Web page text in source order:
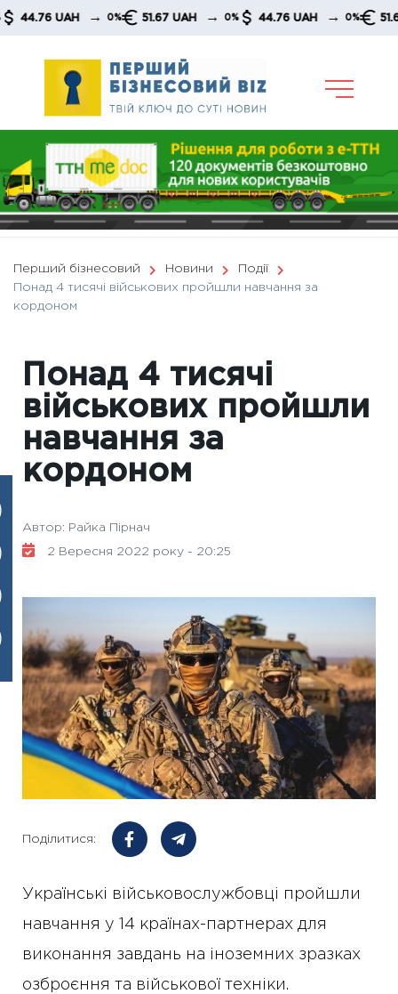
Skip
UAH → 0% 51.67 UAH → 0% 44.76 UAH → 0% 51.67
Перший бізнесовий Новини
Події
Понад 4 тисячі військових пройшли навчання за
кордоном
Понад 4 тисячі
військових пройшли
навчання за
кордоном
Автор: Райка Пірнач
2 Вересня 2022 року - 20:25
Поділитися:
Українські військовослужбовці пройшли
навчання у 14 країнах-партнерах для
виконання завдань на іноземних зразках
озброєння та військової техніки.